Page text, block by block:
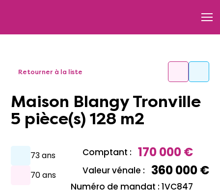
Retourner à la liste
Maison Blangy Tronville
5 pièce(s) 128 m2
73 ans
70 ans
Comptant : 170 000 €
Valeur vénale : 360 000 €
Numéro de mandat : 1VC847